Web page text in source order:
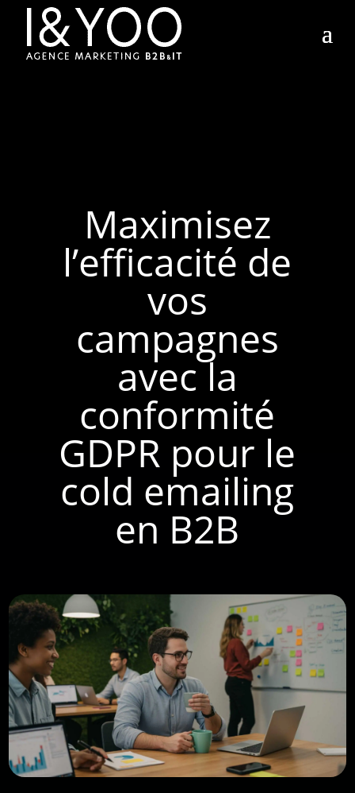
Maximisez
l’efficacité de
vos
campagnes
avec la
conformité
GDPR pour le
cold emailing
en B2B